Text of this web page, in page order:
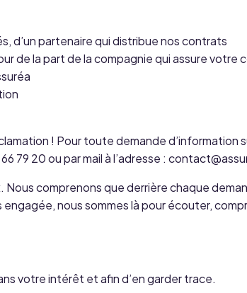
d’un partenaire qui distribue nos contrats
de la part de la compagnie qui assure votre
! Pour toute demande d’information
79 20ou par mail à l’adresse :
comprenons que derrière chaque
nous sommes là pour écouter,
votre intérêt et afin d’en garder trace.